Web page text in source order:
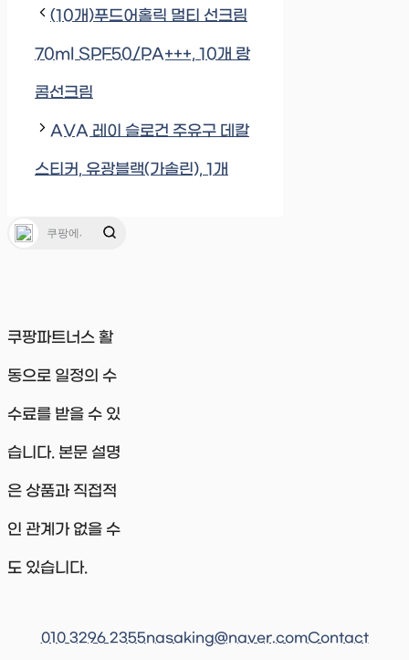
(10개)푸드어홀릭 멀티 선크림
70ml SPF50/PA+++, 10개 랑
콤선크림
AVA 레이 슬로건 주유구 데칼
스티커, 유광블랙(가솔린), 1개
쿠팡파트너스 활
동으로 일정의 수
수료를 받을 수 있
습니다. 본문 설명
은 상품과 직접적
인 관계가 없을 수
도 있습니다.
010 3296 2355nasaking@naver.comContact